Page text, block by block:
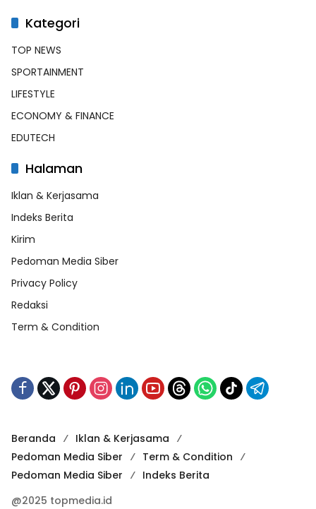
Kategori
TOP NEWS
SPORTAINMENT
LIFESTYLE
ECONOMY & FINANCE
EDUTECH
Halaman
Iklan & Kerjasama
Indeks Berita
Kirim
Pedoman Media Siber
Privacy Policy
Redaksi
Term & Condition
Beranda
Iklan & Kerjasama
Pedoman Media Siber
Term & Condition
Pedoman Media Siber
Indeks Berita
@2025 topmedia.id